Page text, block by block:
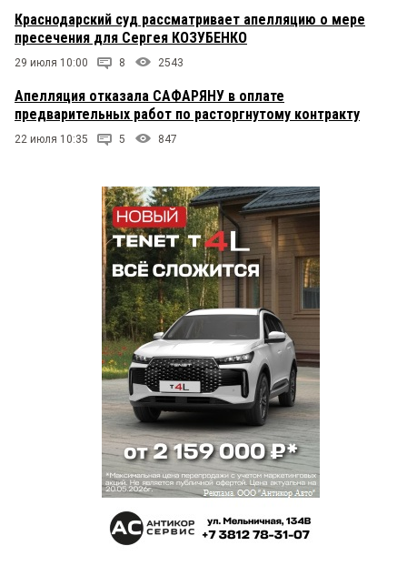
Краснодарский суд рассматривает апелляцию о мере
пресечения для Сергея КОЗУБЕНКО
29 июля 10:00 8 2543
Апелляция отказала САФАРЯНУ в оплате
предварительных работ по расторгнутому контракту
22 июля 10:35 5 847